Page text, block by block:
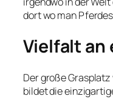
dort wo man
Vielfalt an
Der große
bildet die